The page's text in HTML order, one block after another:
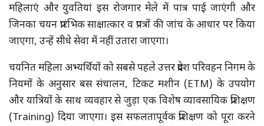
महिलाएं और युवतियां इस रोजगार मेले में पात्र पाई जाएंगी और
जिनका चयन प्रारंभिक साक्षात्कार व प्रपत्रों की जांच के आधार पर किया
जाएगा, उन्हें सीधे सेवा में नहीं उतारा जाएगा।
चयनित महिला अभ्यर्थियों को सबसे पहले उत्तर प्रदेश परिवहन निगम के
नियमों के अनुसार बस संचालन, टिकट मशीन (ETM) के उपयोग
और यात्रियों के साथ व्यवहार से जुड़ा एक विशेष व्यावसायिक प्रशिक्षण
(Training) दिया जाएगा। इस सफलतापूर्वक प्रशिक्षण को पूरा करने